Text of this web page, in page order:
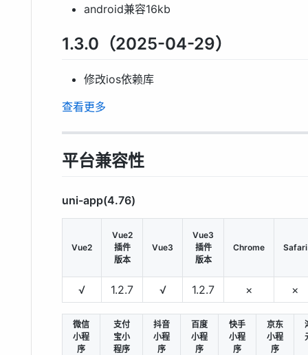
android兼容16kb
1.3.0（2025-04-29）
修改ios依赖库
查看更多
平台兼容性
uni-app(4.76)
Vue2
Vue2
插件
版本
Vue3
Vue3
插件
版本
Chrome Safari
√ 1.2.7 √ 1.2.7 × ×
微信
小程
序
支付
宝小
程序
抖音
小程
序
百度
小程
序
快手
小程
序
京东
小程
序